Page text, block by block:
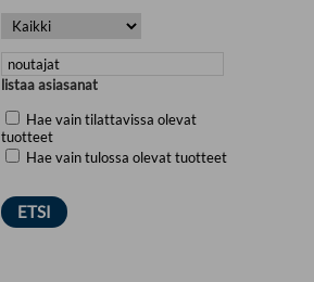
listaa asiasanat
Hae vain tilattavissa olevat
tuotteet
Hae vain tulossa olevat tuotteet